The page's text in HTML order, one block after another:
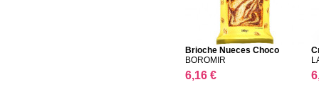
Brioche Nueces Choco
BOROMIR
6,16 €